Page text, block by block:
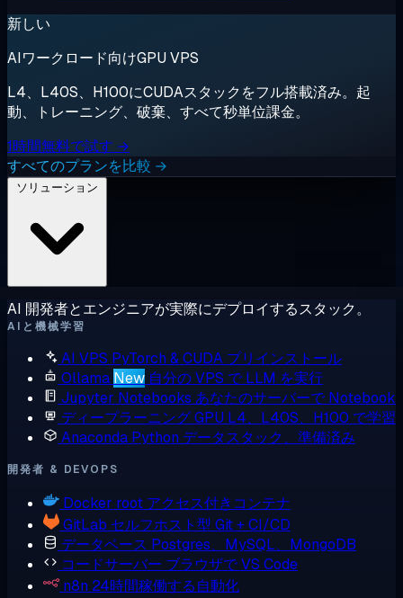
新しい
AIワークロード向けGPU VPS
L4、L40S、H100にCUDAスタックをフル搭載済み。起
動、トレーニング、破棄、すべて秒単位課金。
1時間無料で試す →
すべてのプランを比較 →
AI 開発者とエンジニアが実際にデプロイするスタック。
AIと機械学習
AI VPS PyTorch & CUDA プリインストール
Ollama New 自分の VPS で LLM を実行
Jupyter Notebooks あなたのサーバーで Notebook
ディープラーニング GPU L4、L40S、H100 で学習
Anaconda Python データスタック、準備済み
開発者 & DEVOPS
Docker root アクセス付きコンテナ
GitLab セルフホスト型 Git + CI/CD
データベース Postgres、MySQL、MongoDB
コードサーバー ブラウザで VS Code
n8n 24時間稼働する自動化